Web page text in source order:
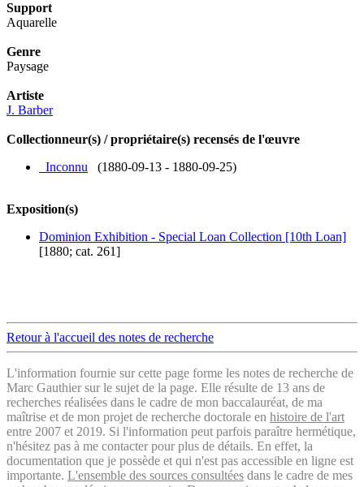
Support
Aquarelle
Genre
Paysage
Artiste
J. Barber
Collectionneur(s) / propriétaire(s) recensés de l'œuvre
_Inconnu (1880-09-13 - 1880-09-25)
Exposition(s)
Dominion Exhibition - Special Loan Collection [10th Loan]
[1880; cat. 261]
Retour à l'accueil des notes de recherche
L'information fournie sur cette page forme les notes de recherche de
Marc Gauthier sur le sujet de la page. Elle résulte de 13 ans de
recherches réalisées dans le cadre de mon baccalauréat, de ma
maîtrise et de mon projet de recherche doctorale en histoire de l'art
entre 2007 et 2019. Si l'information peut parfois paraître hermétique,
n'hésitez pas à me contacter pour plus de détails. En effet, la
documentation que je possède et qui n'est pas accessible en ligne est
importante. L'ensemble des sources consultées dans le cadre de mes